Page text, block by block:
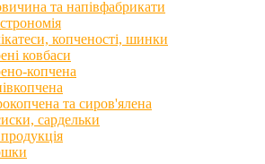
та напівфабрикати
копченості, шинки
ковбаси
копчена
та сиров'ялена
сардельки